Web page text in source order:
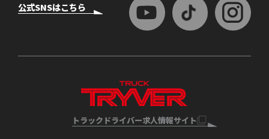
公式SNSはこちら
トラックドライバー求人情報サイト